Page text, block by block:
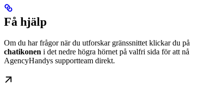
Få hjälp
Om du har frågor när du utforskar gränssnittet klickar du på
chatikonen i det nedre högra hörnet på valfri sida för att nå
AgencyHandys supportteam direkt.